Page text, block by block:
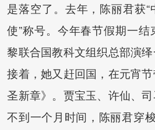
是落空了。去年，陈丽君获
使”称号。今年春节假期一
黎联合国教科文组织总部演
接着，她又赶回国，在元宵
圣新章》。贾宝玉、许仙、
不到一个月时间，陈丽君穿